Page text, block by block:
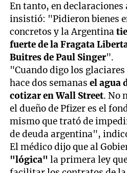
En tanto, en declaraciones
insistió: "Pidieron bienes
concretos y la Argentina
fuerte de la Fragata
Buitres de Paul Singer".
"Cuando digo los
hace dos semanasel agua
cotizar en Wall Street. No
el dueño de Pfizer es el
mismo que trató de
de deuda argentina",
El médico dijo que al
"lógica" la primera ley